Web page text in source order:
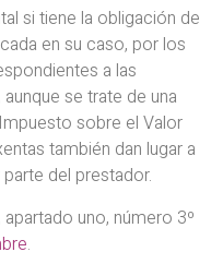
si tiene la obligación de
en su caso, por los
a las
se trate de una
sobre el Valor
también dan lugar a
del prestador.
uno, número 3º
.